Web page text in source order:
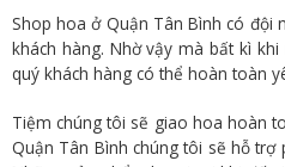
Shop hoa ở Quận Tân Bình có đội
khách hàng. Nhờ vậy mà bất kì
quý khách hàng có thể hoàn toàn
Tiệm chúng tôi sẽ giao hoa hoàn
Quận Tân Bình chúng tôi sẽ hỗ